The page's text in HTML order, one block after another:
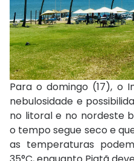
Para o domingo (17), o
nebulosidade e
no litoral e no nordeste
o tempo segue seco e
as temperaturas